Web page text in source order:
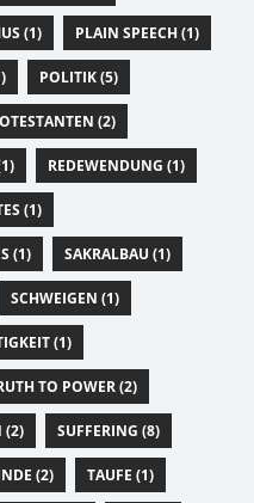
(1) PLAIN SPEECH (1)
POLITIK (5)
(2)
REDEWENDUNG (1)
(1)
(1) SAKRALBAU (1)
SCHWEIGEN (1)
(1)
TO POWER (2)
(2) SUFFERING (8)
(2) TAUFE (1)